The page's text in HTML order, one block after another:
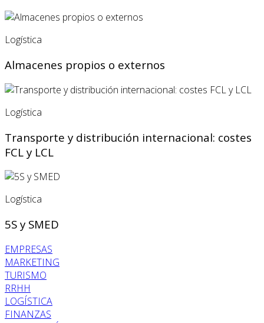
Logística
Almacenes propios o externos
Logística
Transporte y distribución internacional: costes
FCL y LCL
Logística
5S y SMED
EMPRESAS
MARKETING
TURISMO
RRHH
LOGÍSTICA
FINANZAS